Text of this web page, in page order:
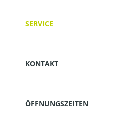
SERVICE
KONTAKT
ÖFFNUNGSZEITEN